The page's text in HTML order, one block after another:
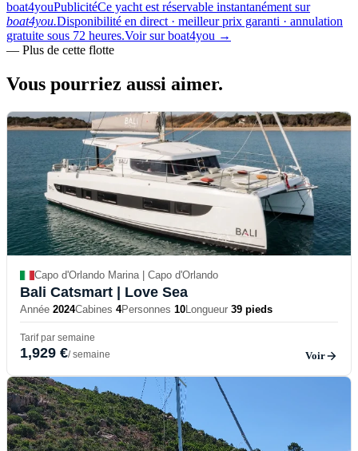
boat4youPublicitéCe yacht est réservable instantanément sur
boat4you.Disponibilité en direct · meilleur prix garanti · annulation
gratuite sous 72 heures.Voir sur boat4you →
— Plus de cette flotte
Vous pourriez aussi aimer.
Capo d'Orlando Marina | Capo d'Orlando
Bali Catsmart | Love Sea
Année 2024Cabines 4Personnes 10Longueur 39 pieds
Tarif par semaine
1,929 €/ semaine Voir